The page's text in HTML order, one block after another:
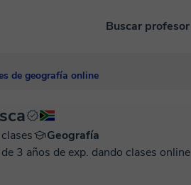
Buscar profesor
de geografía online
Geografía
3 años de exp. dando clases online